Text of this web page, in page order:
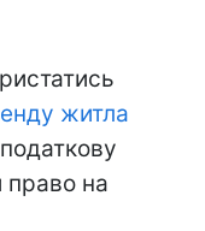
житла
право на